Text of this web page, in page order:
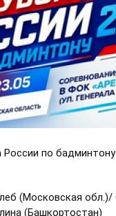
по бадминтону
(Московская
(Башкортостан)